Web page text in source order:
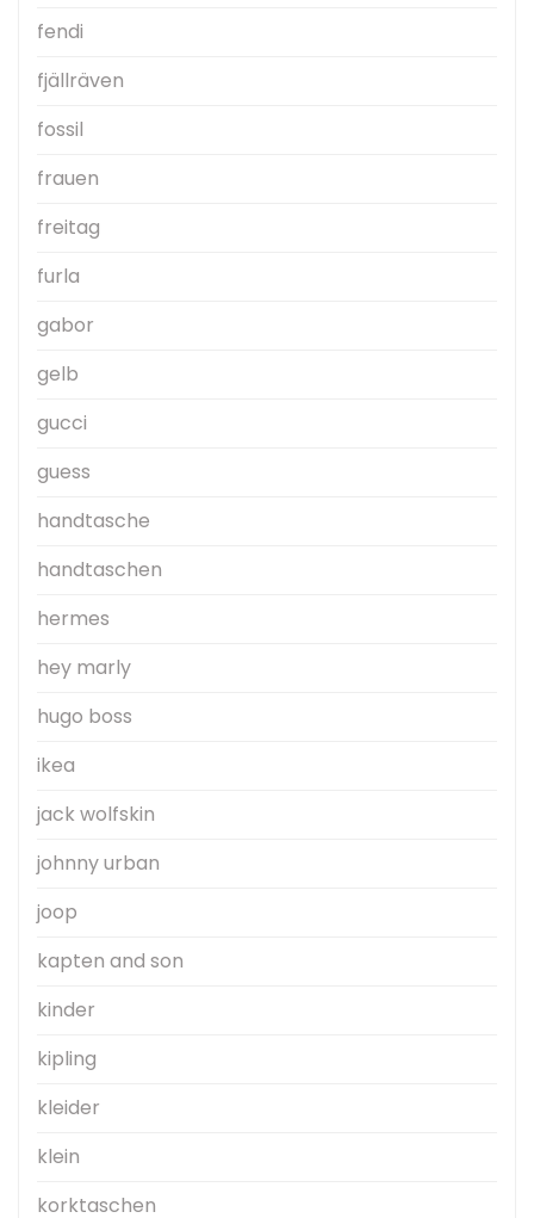
fendi
fjällräven
fossil
frauen
freitag
furla
gabor
gelb
gucci
guess
handtasche
handtaschen
hermes
hey marly
hugo boss
ikea
jack wolfskin
johnny urban
joop
kapten and son
kinder
kipling
kleider
klein
korktaschen